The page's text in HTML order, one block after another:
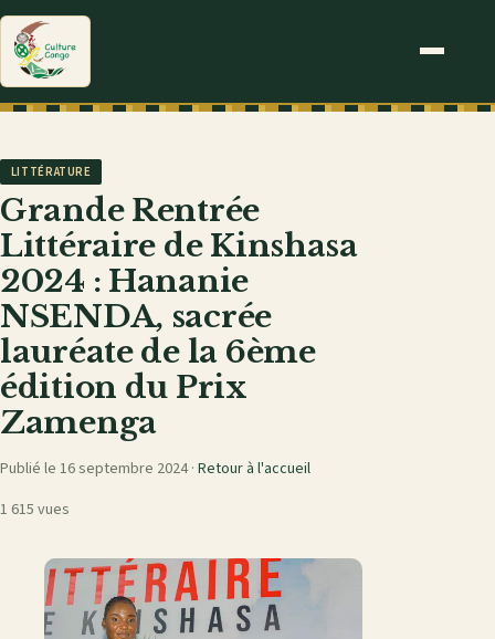
LITTÉRATURE
Grande Rentrée
Littéraire de Kinshasa
2024 : Hananie
NSENDA, sacrée
lauréate de la 6ème
édition du Prix
Zamenga
Publié le 16 septembre 2024 · Retour à l'accueil
1 615 vues